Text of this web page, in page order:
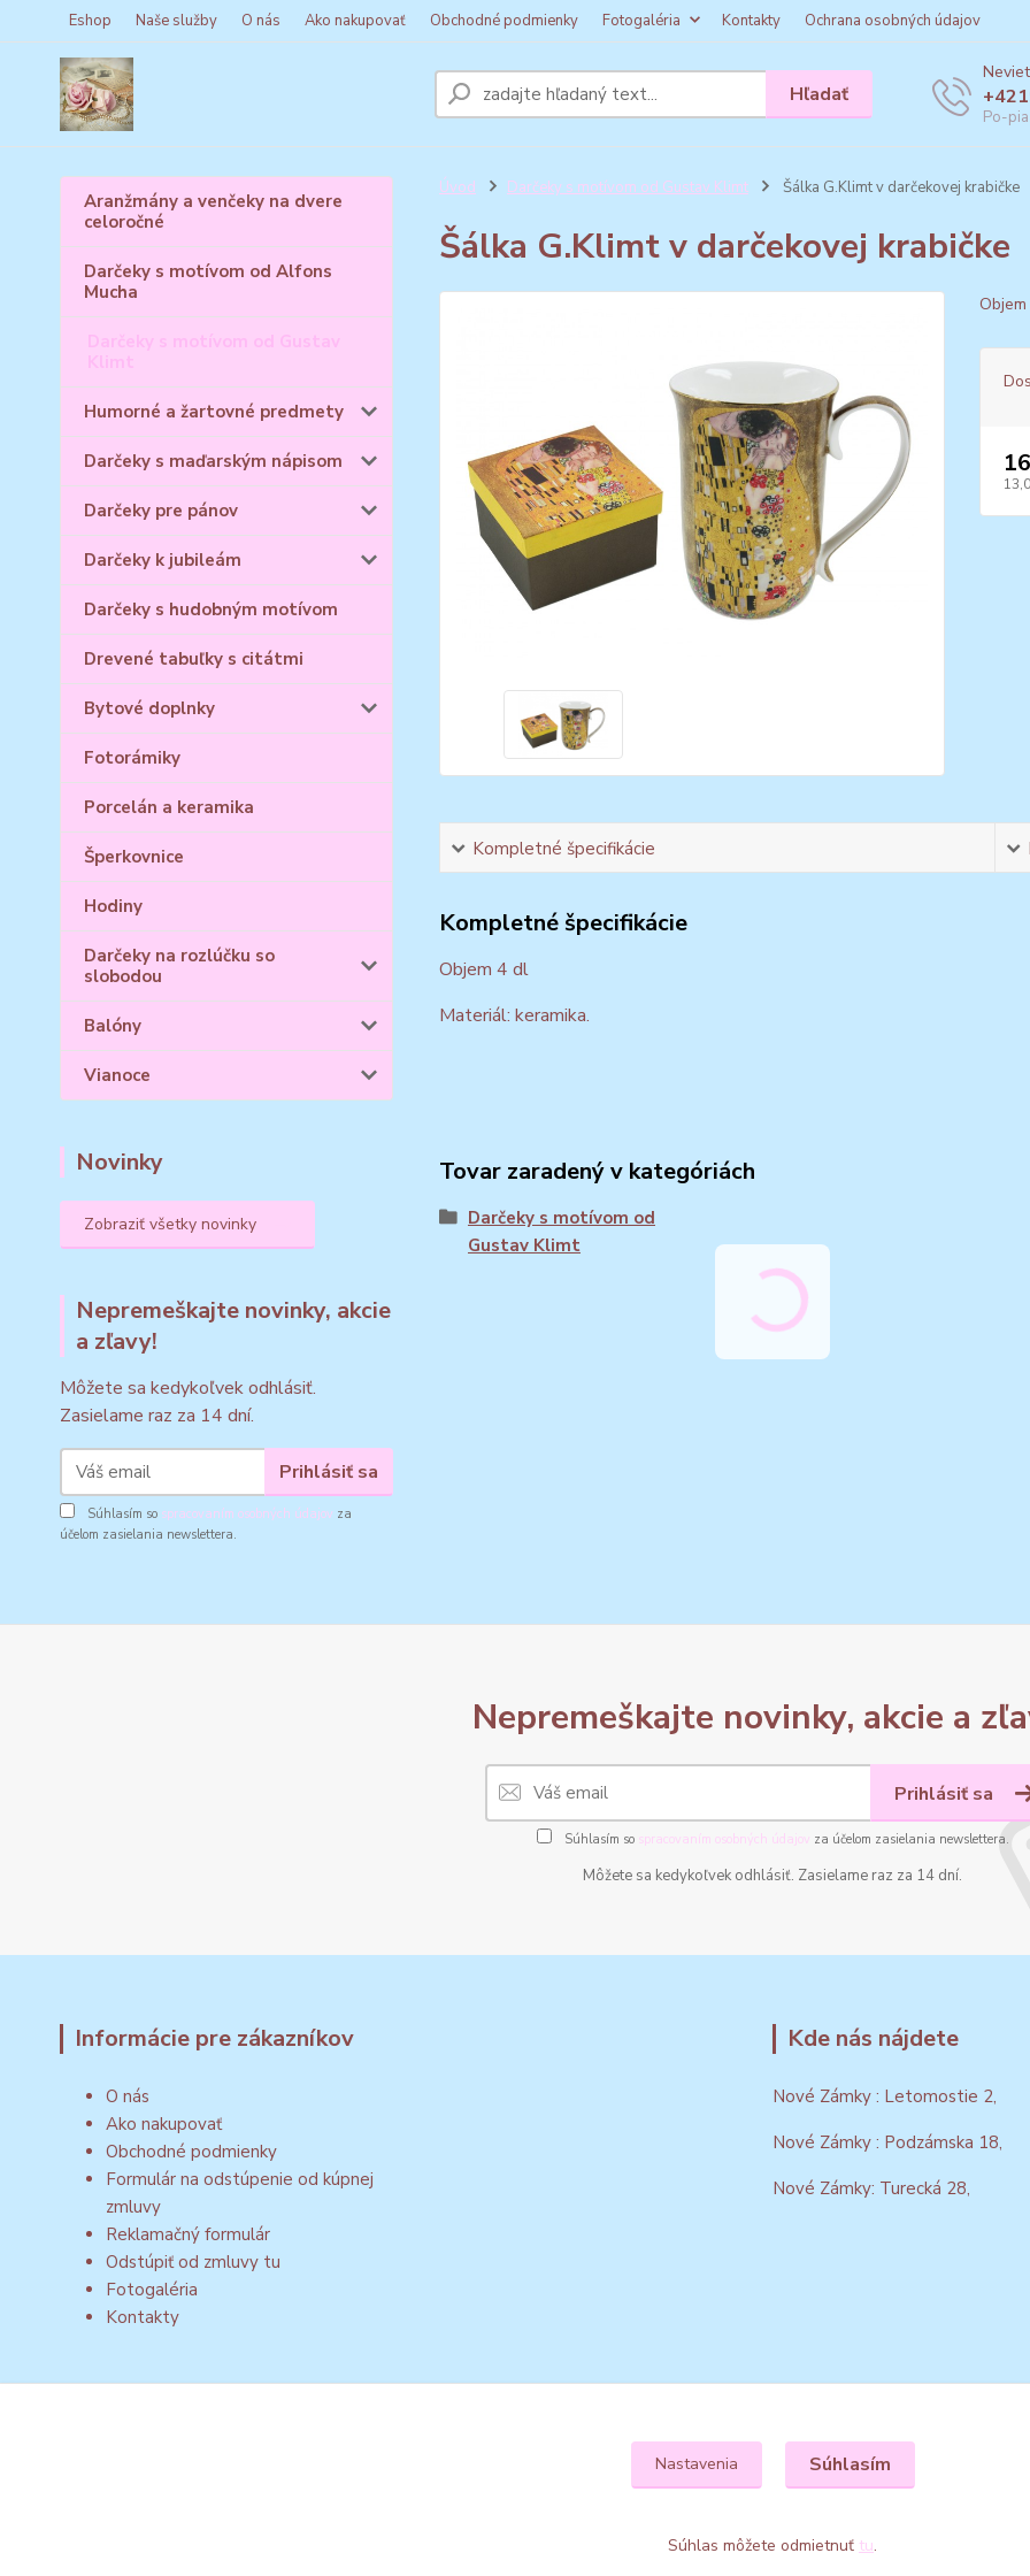
Eshop Naše služby O nás Ako nakupovať Obchodné podmienky Fotogaléria Kontakty Ochrana osobných údajov
Hľadať
Po-
Aranžmány a venčeky na dvere
celoročné
Darčeky s motívom od Alfons
Mucha
Darčeky s motívom od Gustav
Klimt
Humorné a žartovné predmety
Darčeky s maďarským nápisom
Darčeky pre pánov
Darčeky k jubileám
Darčeky s hudobným motívom
Drevené tabuľky s citátmi
Bytové doplnky
Fotorámiky
Porcelán a keramika
Šperkovnice
Hodiny
Darčeky na rozlúčku so
slobodou
Balóny
Vianoce
Novinky
Zobraziť všetky novinky
Nepremeškajte novinky, akcie
a zľavy!
Môžete sa kedykoľvek odhlásiť.
Zasielame raz za 14 dní.
Prihlásiť sa
Súhlasím so spracovaním osobných údajov za
účelom zasielania newslettera.
Úvod Darčeky s motívom od Gustav Klimt Šálka G.Klimt v darčekovej krabičke
Šálka G.Klimt v darčekovej krabičke
Kompletné špecifikácie
Kompletné špecifikácie
Objem 4 dl
Materiál: keramika.
Tovar zaradený v kategóriách
Darčeky s motívom od
Gustav Klimt
Nepremeškajte novinky, akcie a
Prihlásiť sa
Súhlasím so spracovaním osobných údajov za účelom zasielania newslettera.
Môžete sa kedykoľvek odhlásiť. Zasielame raz za 14 dní.
Informácie pre zákazníkov
O nás
Ako nakupovať
Obchodné podmienky
Formulár na odstúpenie od kúpnej
zmluvy
Reklamačný formulár
Odstúpiť od zmluvy tu
Fotogaléria
Kontakty
Kde nás nájdete
Nové Zámky : Letomostie 2,
Nové Zámky : Podzámska 18,
Nové Zámky: Turecká 28,
Nastavenia Súhlasím
Súhlas môžete odmietnuť tu.